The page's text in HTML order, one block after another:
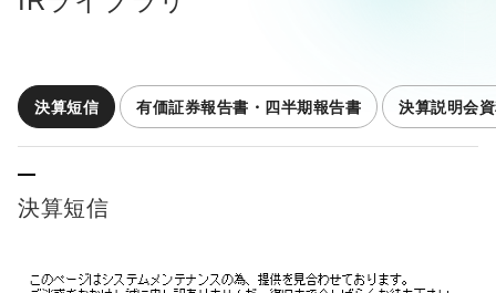
決算短信 有価証券報告書・四半期報告書 決算説明会
決算短信